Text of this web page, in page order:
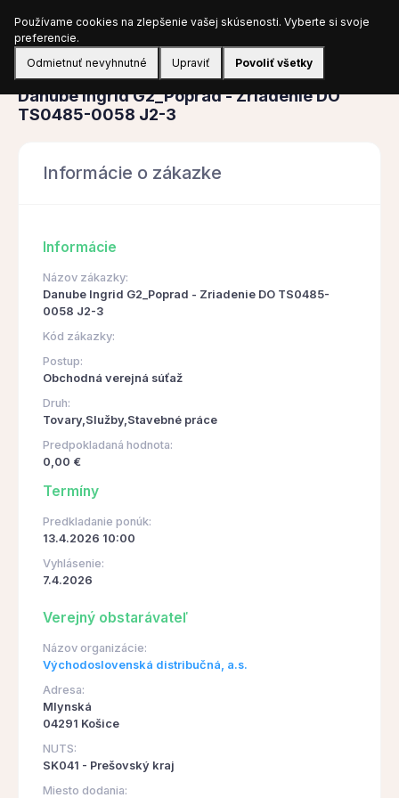
Prihlásiť sa
Obstarávanie
Danube Ingrid G2_Poprad - Zriadenie DO
TS0485-0058 J2-3
Informácie o zákazke
Informácie
Názov zákazky:
Danube Ingrid G2_Poprad - Zriadenie DO TS0485-
0058 J2-3
Kód zákazky:
Postup:
Obchodná verejná súťaž
Druh:
Tovary,Služby,Stavebné práce
Predpokladaná hodnota:
0,00 €
Termíny
Predkladanie ponúk:
13.4.2026 10:00
Vyhlásenie:
7.4.2026
Verejný obstarávateľ
Názov organizácie:
Východoslovenská distribučná, a.s.
Adresa:
Mlynská
04291 Košice
NUTS:
SK041 - Prešovský kraj
Miesto dodania:
Používame cookies na zlepšenie vašej skúsenosti. Vyberte si svoje
preferencie.
Odmietnuť nevyhnutné
Upraviť Povoliť všetky